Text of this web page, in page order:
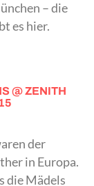
– die
es hier.
@ ZENITH
der
in Europa.
die Mädels